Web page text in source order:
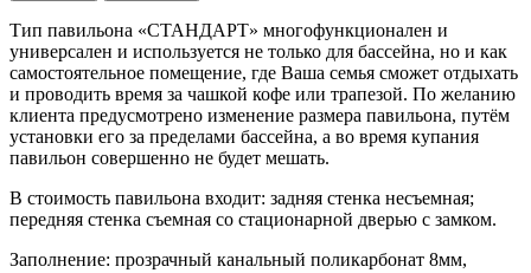
Тип павильона «СТАНДАРТ» многофункционален и
универсален и используется не только для бассейна, но и как
самостоятельное помещение, где Ваша семья сможет отдыхать
и проводить время за чашкой кофе или трапезой. По желанию
клиента предусмотрено изменение размера павильона, путём
установки его за пределами бассейна, а во время купания
павильон совершенно не будет мешать.
В стоимость павильона входит: задняя стенка несъемная;
передняя стенка съемная со стационарной дверью с замком.
Заполнение: прозрачный канальный поликарбонат 8мм,